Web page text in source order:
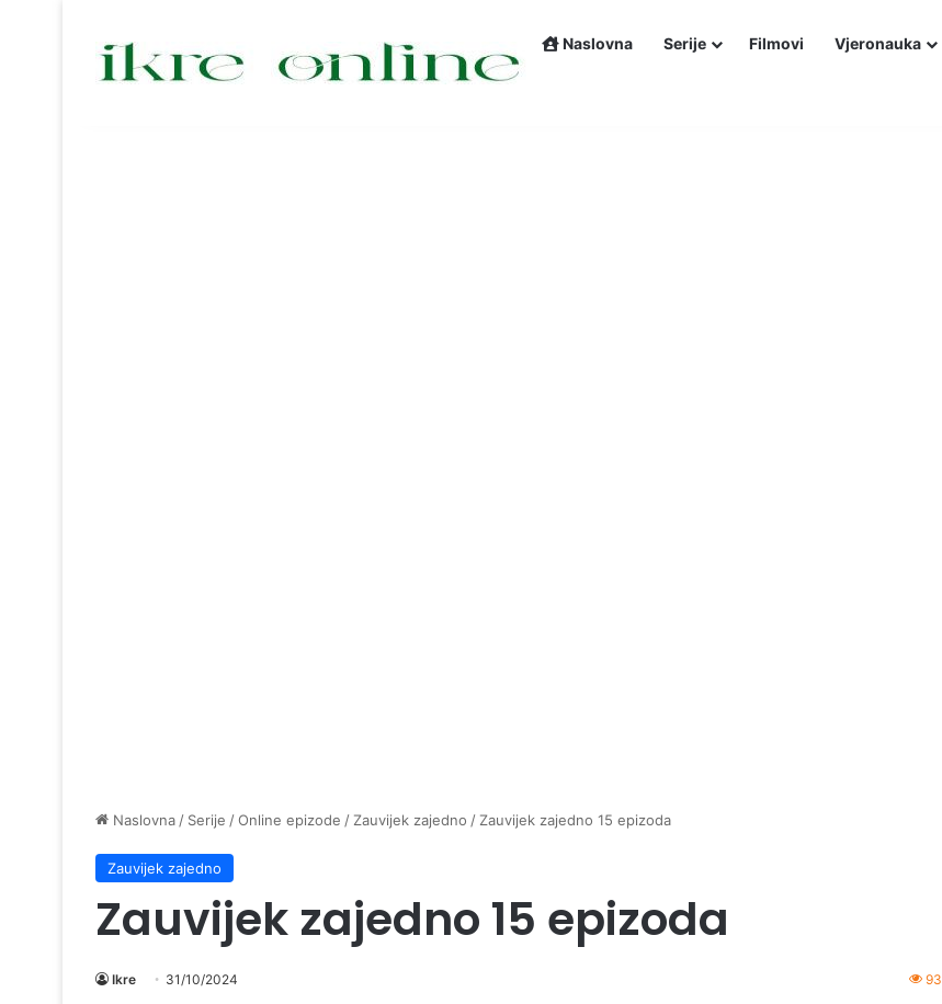
Naslovna Serije Filmovi Vjeronauka
Naslovna / Serije /Online epizode / Zauvijek zajedno / Zauvijek zajedno 15 epizoda
Zauvijek zajedno
Zauvijek zajedno 15 epizoda
Ikre 31/10/2024